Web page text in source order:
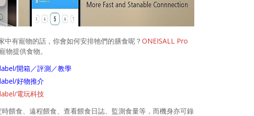
有寵物的話，你會如何安排牠們的膳食呢？ONEISALL Pro
物提供食物。
開箱／評測／教學
好物推介
電玩科技
餵食、遠程餵食、查看餵食日誌、監測食量等，而機身亦可錄